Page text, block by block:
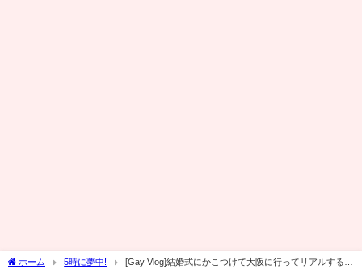
ホーム 5時に夢中!
[Gay Vlog]結婚式にかこつけて大阪に行ってリアルするゲ